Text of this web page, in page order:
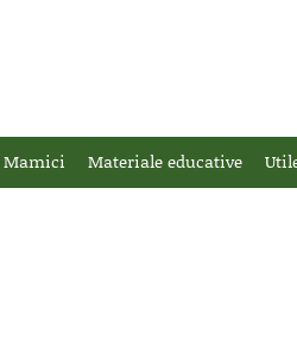
Mamici Materiale educative